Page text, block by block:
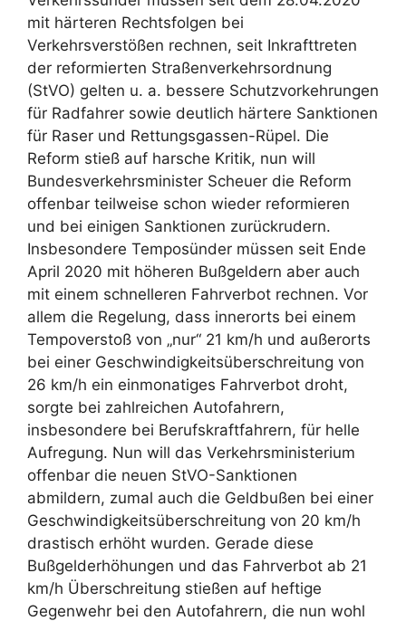
mit härteren Rechtsfolgen bei
Verkehrsverstößen rechnen, seit Inkrafttreten
der reformierten Straßenverkehrsordnung
(StVO) gelten u. a. bessere Schutzvorkehrungen
für Radfahrer sowie deutlich härtere Sanktionen
für Raser und Rettungsgassen-Rüpel. Die
Reform stieß auf harsche Kritik, nun will
Bundesverkehrsminister Scheuer die Reform
offenbar teilweise schon wieder reformieren
und bei einigen Sanktionen zurückrudern.
Insbesondere Temposünder müssen seit Ende
April 2020 mit höheren Bußgeldern aber auch
mit einem schnelleren Fahrverbot rechnen. Vor
allem die Regelung, dass innerorts bei einem
Tempoverstoß von „nur“ 21 km/h und außerorts
bei einer Geschwindigkeitsüberschreitung von
26 km/h ein einmonatiges Fahrverbot droht,
sorgte bei zahlreichen Autofahrern,
insbesondere bei Berufskraftfahrern, für helle
Aufregung. Nun will das Verkehrsministerium
offenbar die neuen StVO-Sanktionen
abmildern, zumal auch die Geldbußen bei einer
Geschwindigkeitsüberschreitung von 20 km/h
drastisch erhöht wurden. Gerade diese
Bußgelderhöhungen und das Fahrverbot ab 21
km/h Überschreitung stießen auf heftige
Gegenwehr bei den Autofahrern, die nun wohl